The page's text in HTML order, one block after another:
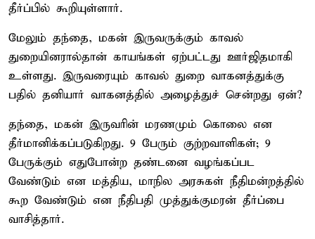
தீர்ப்பில் கூறியுள்ளார்.
மேலும் தந்தை, மகன் இருவருக்கும் காவல்
துறையினரால்தான் காயங்கள் ஏற்பட்டது ஊர்ஜிதமாகி
உள்ளது. இருவரையும் காவல் துறை வாகனத்துக்கு
பதில் தனியார் வாகனத்தில் அழைத்துச் சென்றது ஏன்?
தந்தை, மகன் இருவரின் மரணமும் கொலை என
தீர்மானிக்கப்படுகிறது. 9 பேரும் குற்றவாளிகள்; 9
பேருக்கும் எதுபோன்ற தண்டனை வழங்கப்பட
வேண்டும் என மத்திய, மாநில அரசுகள் நீதிமன்றத்தில்
கூற வேண்டும் என நீதிபதி முத்துக்குமரன் தீர்ப்பை
வாசித்தார்.